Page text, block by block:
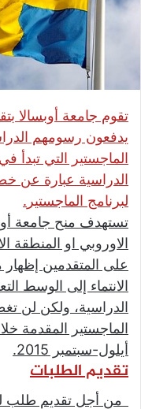
تقوم جامعة أوبسالا
يدفعون رسومهم
الدراسية عبارة عن
لبرنامج الماجستير .
تستهدف منح جامعة
الاوروبي او المنطقة
على المتقدمين إظهار
الانتماء إلى الوسط
الدراسية، ولكن لن
أيلول-سبتمبر 2015
.
تقديم الطلبات
من أجل تقديم طلب